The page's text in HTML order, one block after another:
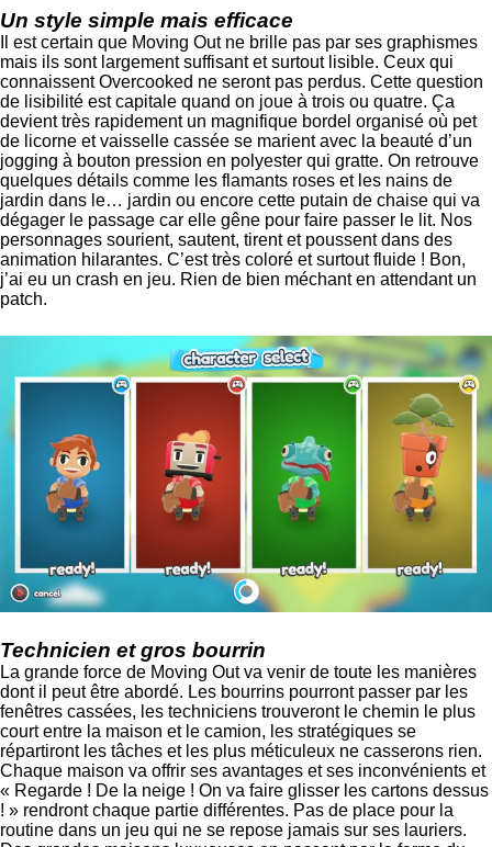
Un style simple mais efficace
Il est certain que Moving Out ne brille pas par ses graphismes
mais ils sont largement suffisant et surtout lisible. Ceux qui
connaissent Overcooked ne seront pas perdus. Cette question
de lisibilité est capitale quand on joue à trois ou quatre. Ça
devient très rapidement un magnifique bordel organisé où pet
de licorne et vaisselle cassée se marient avec la beauté d’un
jogging à bouton pression en polyester qui gratte. On retrouve
quelques détails comme les flamants roses et les nains de
jardin dans le… jardin ou encore cette putain de chaise qui va
dégager le passage car elle gêne pour faire passer le lit. Nos
personnages sourient, sautent, tirent et poussent dans des
animation hilarantes. C’est très coloré et surtout fluide ! Bon,
j’ai eu un crash en jeu. Rien de bien méchant en attendant un
patch.
Technicien et gros bourrin
La grande force de Moving Out va venir de toute les manières
dont il peut être abordé. Les bourrins pourront passer par les
fenêtres cassées, les techniciens trouveront le chemin le plus
court entre la maison et le camion, les stratégiques se
répartiront les tâches et les plus méticuleux ne casserons rien.
Chaque maison va offrir ses avantages et ses inconvénients et
« Regarde ! De la neige ! On va faire glisser les cartons dessus
! » rendront chaque partie différentes. Pas de place pour la
routine dans un jeu qui ne se repose jamais sur ses lauriers.